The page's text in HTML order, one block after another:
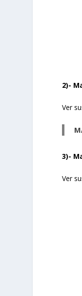
2)-
Ver
3)-
Ver